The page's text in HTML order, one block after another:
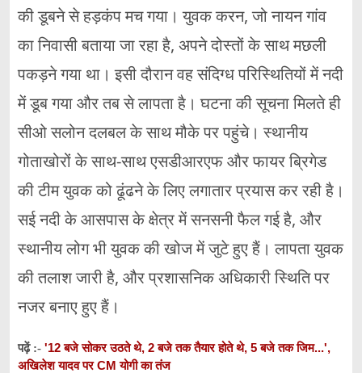
की डूबने से हड़कंप मच गया। युवक करन, जो नायन गांव
का निवासी बताया जा रहा है, अपने दोस्तों के साथ मछली
पकड़ने गया था। इसी दौरान वह संदिग्ध परिस्थितियों में नदी
में डूब गया और तब से लापता है। घटना की सूचना मिलते ही
सीओ सलोन दलबल के साथ मौके पर पहुंचे। स्थानीय
गोताखोरों के साथ-साथ एसडीआरएफ और फायर ब्रिगेड
की टीम युवक को ढूंढने के लिए लगातार प्रयास कर रही है।
सई नदी के आसपास के क्षेत्र में सनसनी फैल गई है, और
स्थानीय लोग भी युवक की खोज में जुटे हुए हैं। लापता युवक
की तलाश जारी है, और प्रशासनिक अधिकारी स्थिति पर
नजर बनाए हुए हैं।
पढ़ें :- '12 बजे सोकर उठते थे, 2 बजे तक तैयार होते थे, 5 बजे तक जिम...',
अखिलेश यादव पर CM योगी का तंज